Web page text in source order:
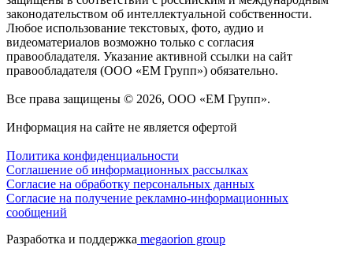
законодательством об интеллектуальной собственности.
Любое использование текстовых, фото, аудио и
видеоматериалов возможно только с согласия
правообладателя. Указание активной ссылки на сайт
правообладателя (ООО «ЕМ Групп») обязательно.
Все права защищены © 2026, ООО «ЕМ Групп».
Информация на сайте не является офертой
Политика конфиденциальности
Соглашение об информационных рассылках
Cогласие на обработку персональных данных
Согласие на получение рекламно-информационных
сообщений
Разработка и поддержка megaorion group